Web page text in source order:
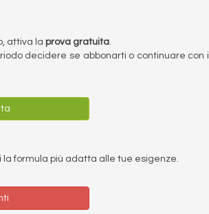
attiva la prova gratuita.
decidere se abbonarti o continuare con i
la formula più adatta alle tue esigenze.